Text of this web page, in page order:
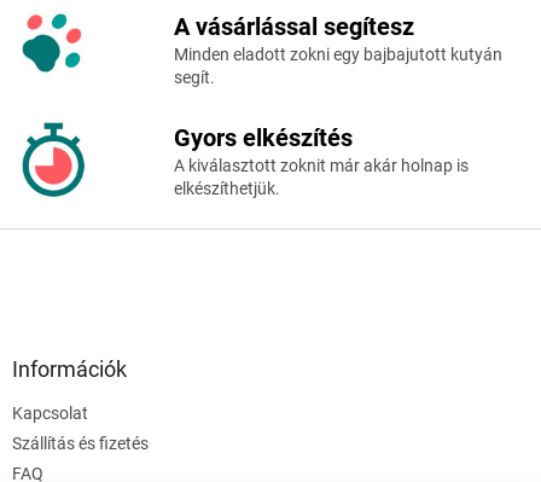
A vásárlással segítesz
Minden eladott zokni egy bajbajutott kutyán
segít.
Gyors elkészítés
A kiválasztott zoknit már akár holnap is
elkészíthetjük.
Információk
Kapcsolat
Szállítás és fizetés
FAQ